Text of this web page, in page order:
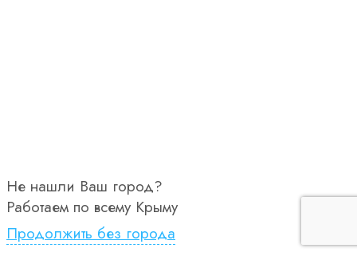
Не нашли Ваш город?
Работаем по всему Крыму
Продолжить без города